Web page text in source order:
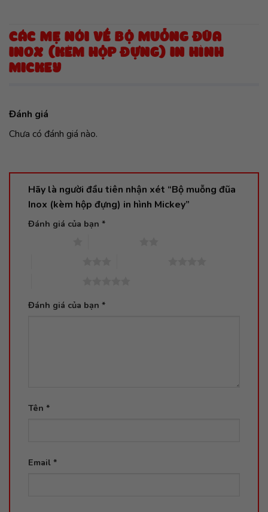
CÁC MẸ NÓI VỀ BỘ MUỖNG ĐŨA
INOX (KÈM HỘP ĐỰNG) IN HÌNH
MICKEY
Đánh giá
Chưa có đánh giá nào.
Hãy là người đầu tiên nhận xét “Bộ muỗng đũa
Inox (kèm hộp đựng) in hình Mickey”
Đánh giá của bạn *
Đánh giá của bạn *
Tên *
Email *